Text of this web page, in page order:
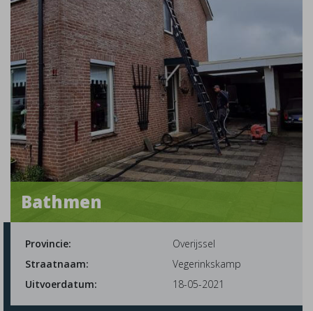
Bathmen
Provincie:
Overijssel
Straatnaam:
Vegerinkskamp
Uitvoerdatum:
18-05-2021